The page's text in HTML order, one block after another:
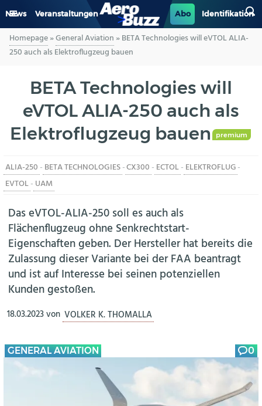
News Veranstaltungen Abo Identifikation
GENERAL AVIATION
LUFTVERKEHR
MILITÄR
INDUSTRIE
BERUFE
AERO-KULTUR
Homepage»General Aviation »BETA Technologies will eVTOL ALIA-
250 auch als Elektroflugzeug bauen
BETA Technologies will
eVTOL ALIA-250 auch als
Elektroflugzeug bauen
premium
ALIA-250 - BETA TECHNOLOGIES-CX300 - ECTOL- ELEKTROFLUG-
EVTOL- UAM
Das eVTOL-ALIA-250 soll es auch als
Flächenflugzeug ohne Senkrechtstart-
Eigenschaften geben. Der Hersteller hat bereits die
Zulassung dieser Variante bei der FAA beantragt
und ist auf Interesse bei seinen potenziellen
Kunden gestoßen.
18.03.2023von VOLKER K. THOMALLA
GENERAL AVIATION 0